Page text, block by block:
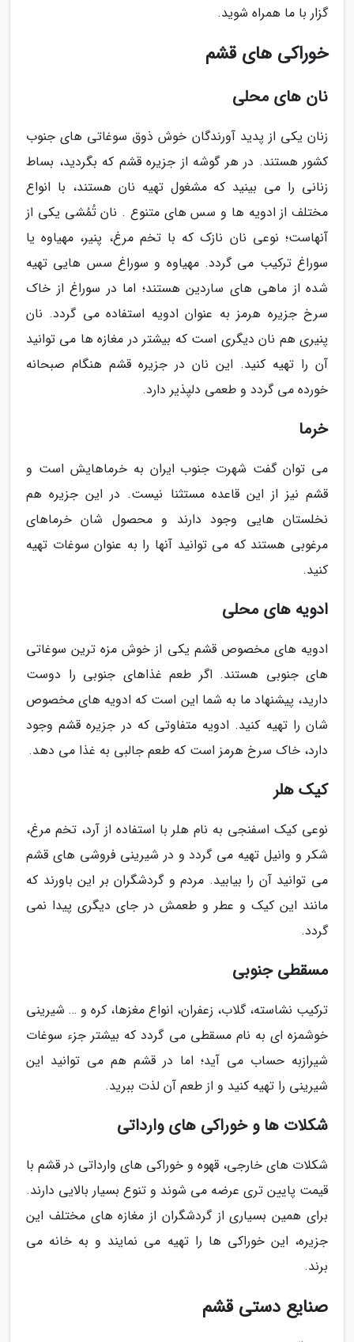
گزار با ما همراه شوید.
خوراکی های قشم
نان های محلی
زنان یکی از پدید آورندگان خوش ذوق سوغاتی های جنوب
کشور هستند. در هر گوشه از جزیره قشم که بگردید، بساط
زنانی را می بینید که مشغول تهیه نان هستند، با انواع
مختلف از ادویه ها و سس های متنوع . نان تُمُشی یکی از
آنهاست؛ نوعی نان نازک که با تخم مرغ، پنیر، مهیاوه یا
سوراغ ترکیب می گردد. مهیاوه و سوراغ سس هایی تهیه
شده از ماهی های ساردین هستند؛ اما در سوراغ از خاک
سرخ جزیره هرمز به عنوان ادویه استفاده می گردد. نان
پنیری هم نان دیگری است که بیشتر در مغازه ها می توانید
آن را تهیه کنید. این نان در جزیره قشم هنگام صبحانه
خورده می گردد و طعمی دلپذیر دارد.
خرما
می توان گفت شهرت جنوب ایران به خرماهایش است و
قشم نیز از این قاعده مستثنا نیست. در این جزیره هم
نخلستان هایی وجود دارند و محصول شان خرماهای
مرغوبی هستند که می توانید آنها را به عنوان سوغات تهیه
کنید.
ادویه های محلی
ادویه های مخصوص قشم یکی از خوش مزه ترین سوغاتی
های جنوبی هستند. اگر طعم غذاهای جنوبی را دوست
دارید، پیشنهاد ما به شما این است که ادویه های مخصوص
شان را تهیه کنید. ادویه متفاوتی که در جزیره قشم وجود
دارد، خاک سرخ هرمز است که طعم جالبی به غذا می دهد.
کیک هلر
نوعی کیک اسفنجی به نام هلر با استفاده از آرد، تخم مرغ،
شکر و وانیل تهیه می گردد و در شیرینی فروشی های قشم
می توانید آن را بیابید. مردم و گردشگران بر این باورند که
مانند این کیک و عطر و طعمش در جای دیگری پیدا نمی
گردد.
مسقطی جنوبی
ترکیب نشاسته، گلاب، زعفران، انواع مغزها، کره و … شیرینی
خوشمزه ای به نام مسقطی می گردد که بیشتر جزء سوغات
شیرازبه حساب می آید؛ اما در قشم هم می توانید این
شیرینی را تهیه کنید و از طعم آن لذت ببرید.
شکلات ها و خوراکی های وارداتی
شکلات های خارجی، قهوه و خوراکی های وارداتی در قشم با
قیمت پایین تری عرضه می شوند و تنوع بسیار بالایی دارند.
برای همین بسیاری از گردشگران از مغازه های مختلف این
جزیره، این خوراکی ها را تهیه می نمایند و به خانه می
برند.
صنایع دستی قشم